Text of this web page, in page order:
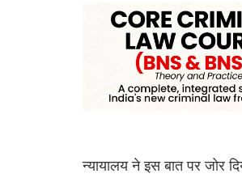
न्यायालय ने इस बात पर जोर